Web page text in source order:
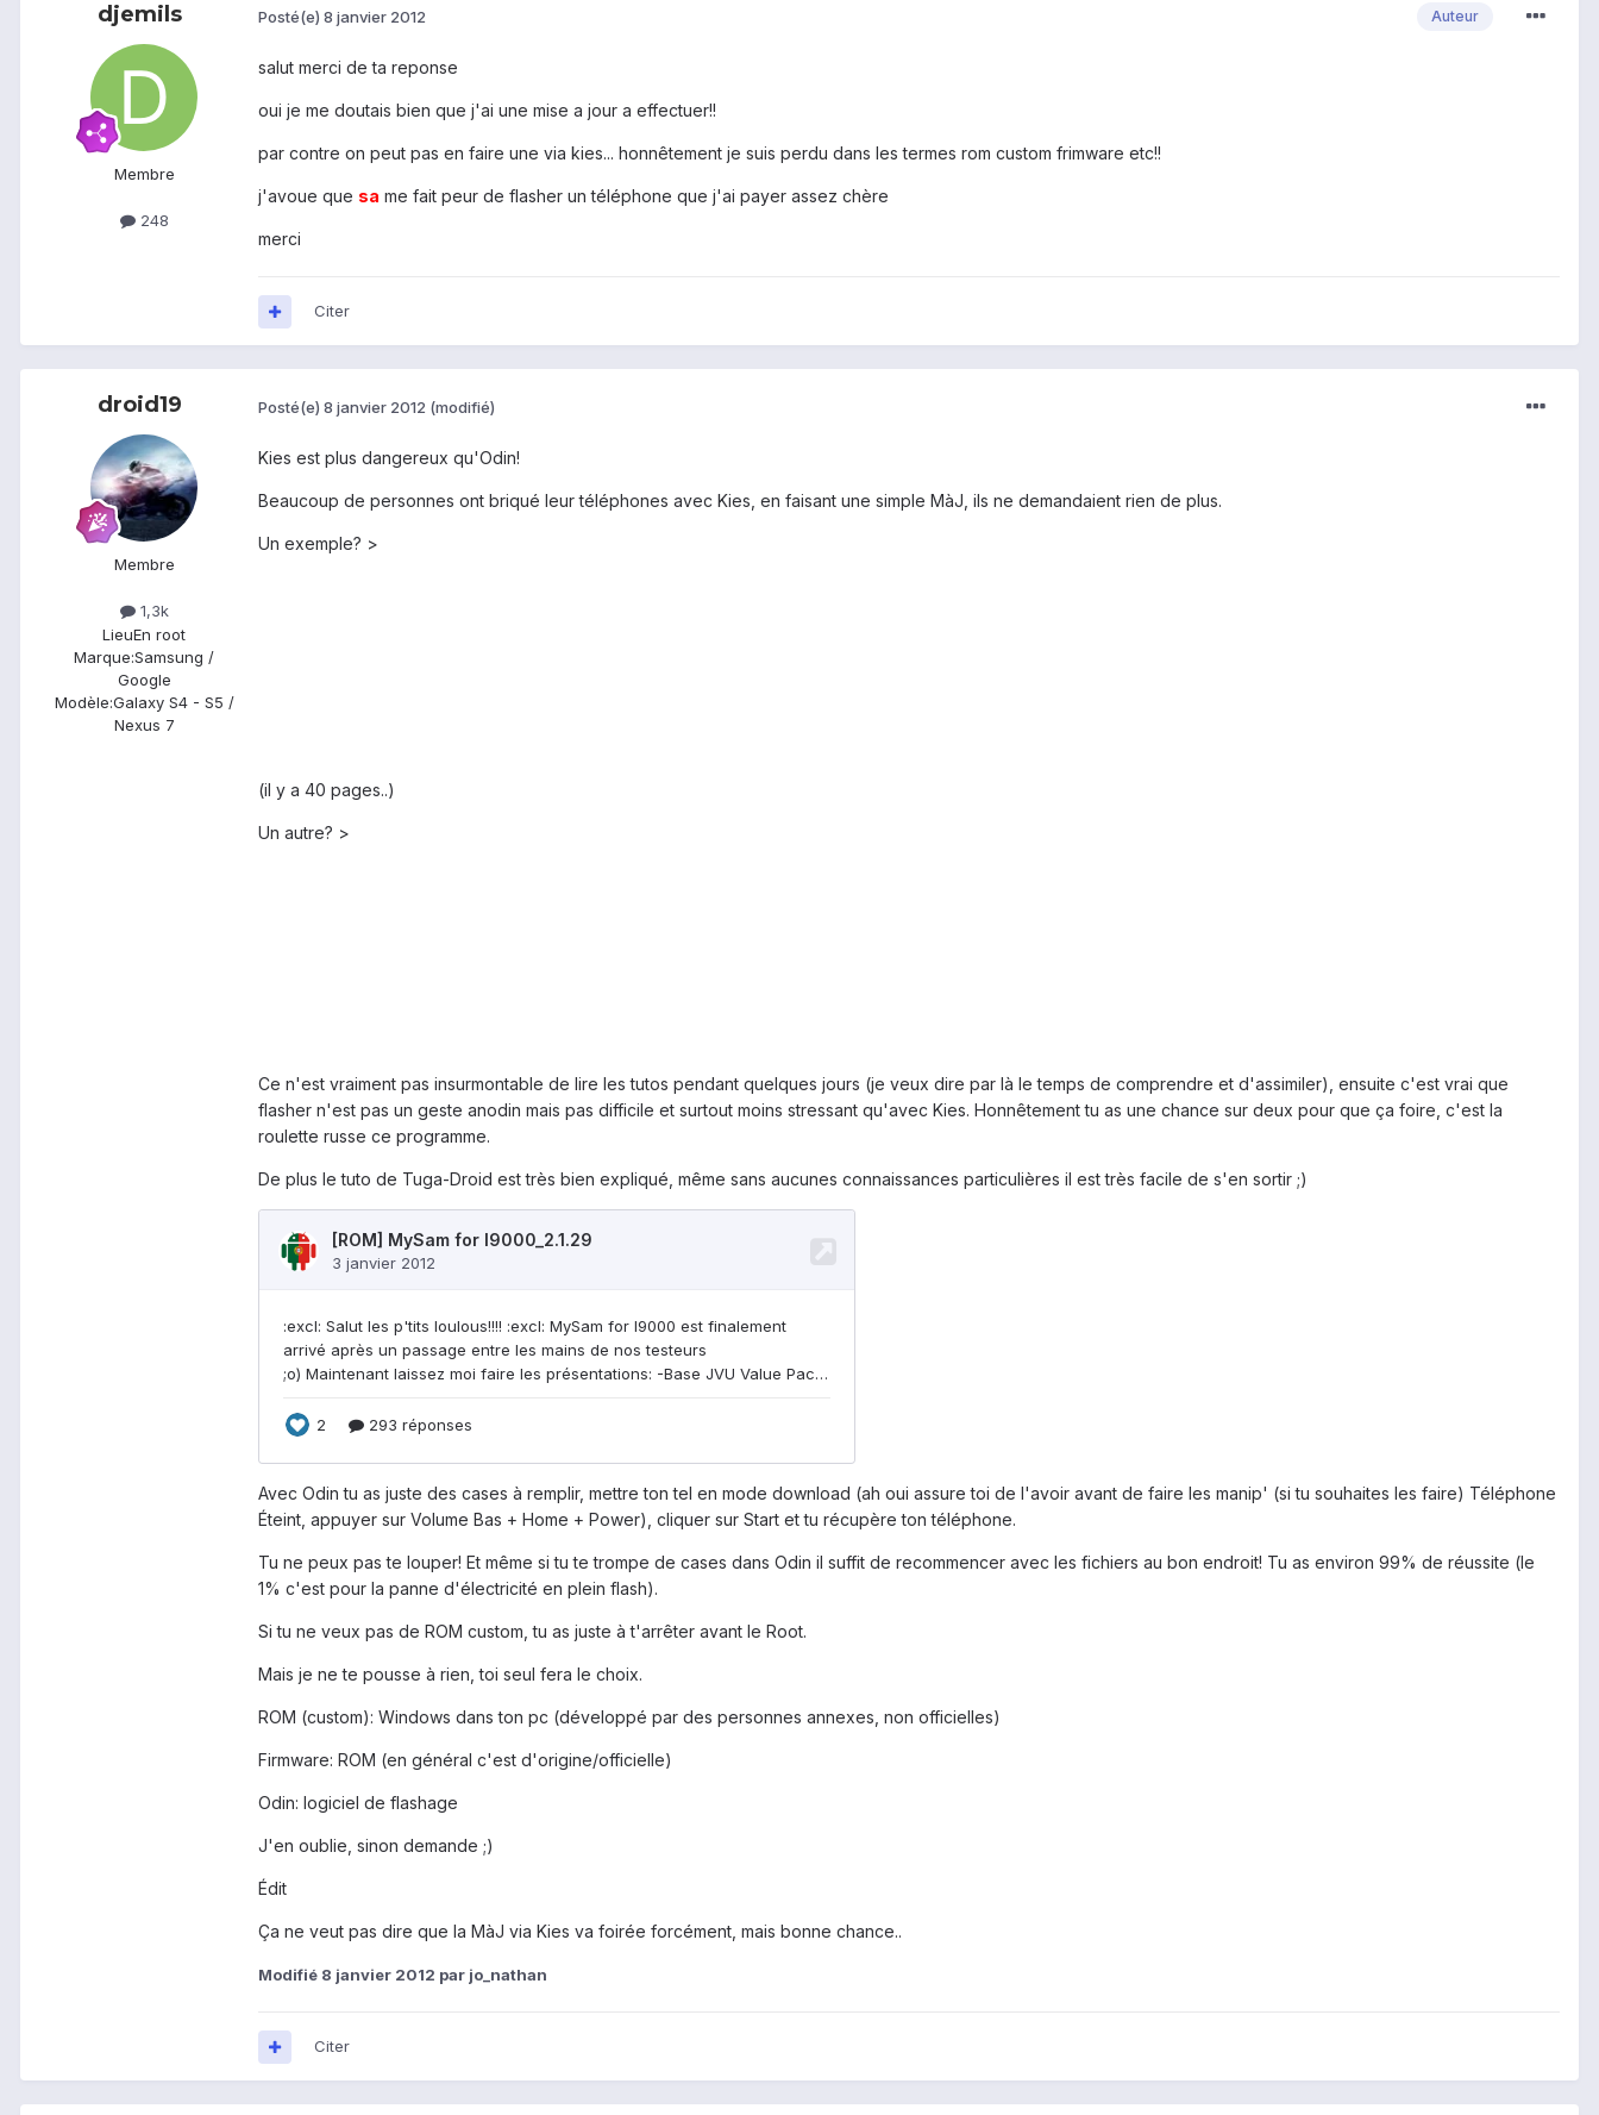
djemils
Membre
248
Auteur
Posté(e) 8 janvier 2012
salut merci de ta reponse
oui je me doutais bien que j'ai une mise a jour a effectuer!!
par contre on peut pas en faire une via kies... honnêtement je suis perdu dans les termes rom custom frimware etc!!
j'avoue que sa me fait peur de flasher un téléphone que j'ai payer assez chère
merci
Citer
droid19
Membre
1,3k
LieuEn root
Marque:Samsung /
Google
Modèle:Galaxy S4 - S5 /
Nexus 7
Posté(e) 8 janvier 2012 (modifié)
Kies est plus dangereux qu'Odin!
Beaucoup de personnes ont briqué leur téléphones avec Kies, en faisant une simple MàJ, ils ne demandaient rien de plus.
Un exemple? >
(il y a 40 pages..)
Un autre? >
Ce n'est vraiment pas insurmontable de lire les tutos pendant quelques jours (je veux dire par là le temps de comprendre et d'assimiler), ensuite c'est vrai que
flasher n'est pas un geste anodin mais pas difficile et surtout moins stressant qu'avec Kies. Honnêtement tu as une chance sur deux pour que ça foire, c'est la
roulette russe ce programme.
De plus le tuto de Tuga-Droid est très bien expliqué, même sans aucunes connaissances particulières il est très facile de s'en sortir ;)
Avec Odin tu as juste des cases à remplir, mettre ton tel en mode download (ah oui assure toi de l'avoir avant de faire les manip' (si tu souhaites les faire) Téléphone
Éteint, appuyer sur Volume Bas + Home + Power), cliquer sur Start et tu récupère ton téléphone.
Tu ne peux pas te louper! Et même si tu te trompe de cases dans Odin il suffit de recommencer avec les fichiers au bon endroit! Tu as environ 99% de réussite (le
1% c'est pour la panne d'électricité en plein flash).
Si tu ne veux pas de ROM custom, tu as juste à t'arrêter avant le Root.
Mais je ne te pousse à rien, toi seul fera le choix.
ROM (custom): Windows dans ton pc (développé par des personnes annexes, non officielles)
Firmware: ROM (en général c'est d'origine/officielle)
Odin: logiciel de flashage
J'en oublie, sinon demande ;)
Édit
Ça ne veut pas dire que la MàJ via Kies va foirée forcément, mais bonne chance..
Modifié 8 janvier 2012 par jo_nathan
Citer